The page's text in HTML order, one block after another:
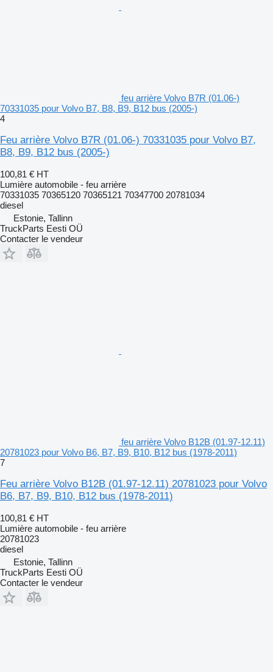
feu arrière Volvo B7R (01.06-)
70331035 pour Volvo B7, B8, B9, B12 bus (2005-)
4
Feu arrière Volvo B7R (01.06-) 70331035 pour Volvo B7,
B8, B9, B12 bus (2005-)
100,81 € HT
Lumière automobile - feu arrière
70331035 70365120 70365121 70347700 20781034
diesel
Estonie, Tallinn
TruckParts Eesti OÜ
Contacter le vendeur
feu arrière Volvo B12B (01.97-12.11)
20781023 pour Volvo B6, B7, B9, B10, B12 bus (1978-2011)
7
Feu arrière Volvo B12B (01.97-12.11) 20781023 pour Volvo
B6, B7, B9, B10, B12 bus (1978-2011)
100,81 € HT
Lumière automobile - feu arrière
20781023
diesel
Estonie, Tallinn
TruckParts Eesti OÜ
Contacter le vendeur